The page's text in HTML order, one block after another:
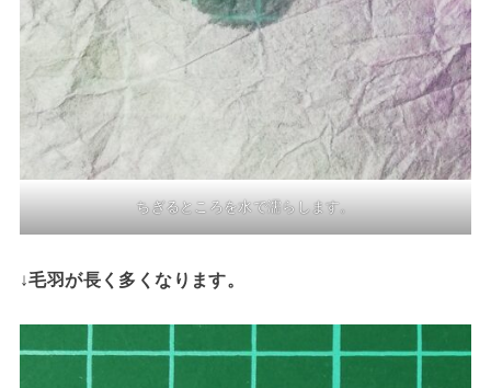
ちぎるところを水で濡らします。
↓毛羽が長く多くなります。